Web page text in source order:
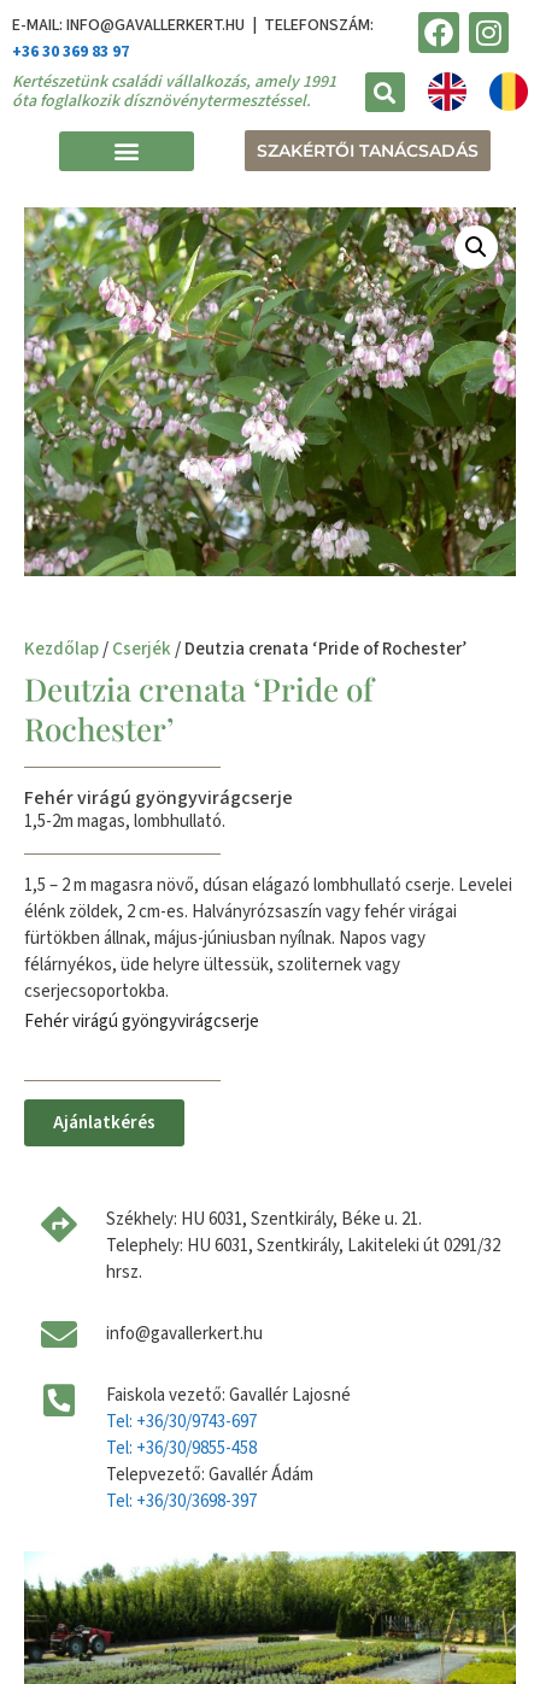
E-MAIL: INFO@GAVALLERKERT.HU | TELEFONSZÁM:
+36 30 369 83 97
Kertészetünk családi vállalkozás, amely 1991
óta foglalkozik dísznövénytermesztéssel.
SZAKÉRTŐI TANÁCSADÁS
Kezdőlap/Cserjék/ Deutzia crenata ‘Pride of Rochester’
Deutzia crenata ‘Pride of
Rochester’
Fehér virágú gyöngyvirágcserje
1,5-2m magas, lombhullató.
1,5 – 2 m magasra növő, dúsan elágazó lombhullató cserje. Levelei
élénk zöldek, 2 cm-es. Halványrózsaszín vagy fehér virágai
fürtökben állnak, május-júniusban nyílnak. Napos vagy
félárnyékos, üde helyre ültessük, szoliternek vagy
cserjecsoportokba.
Fehér virágú gyöngyvirágcserje
Ajánlatkérés
Székhely: HU 6031, Szentkirály, Béke u. 21.
Telephely: HU 6031, Szentkirály, Lakiteleki út 0291/32
hrsz.
info@gavallerkert.hu
Faiskola vezető: Gavallér Lajosné
Tel: +36/30/9743-697
Tel: +36/30/9855-458
Telepvezető: Gavallér Ádám
Tel: +36/30/3698-397